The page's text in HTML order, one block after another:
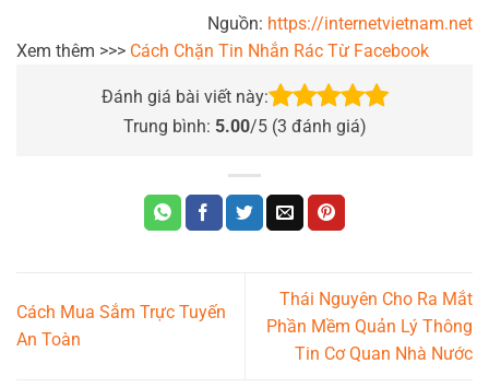
Nguồn: https://internetvietnam.net
Xem thêm >>> Cách Chặn Tin Nhắn Rác Từ Facebook
Đánh giá bài viết này:
Trung bình: 5.00/5 (3 đánh giá)
Cách Mua Sắm Trực Tuyến
An Toàn
Thái Nguyên Cho Ra Mắt
Phần Mềm Quản Lý Thông
Tin Cơ Quan Nhà Nước